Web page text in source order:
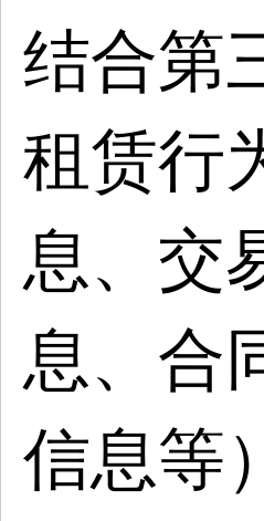
结合第
租赁行
息、交
息、合
信息等